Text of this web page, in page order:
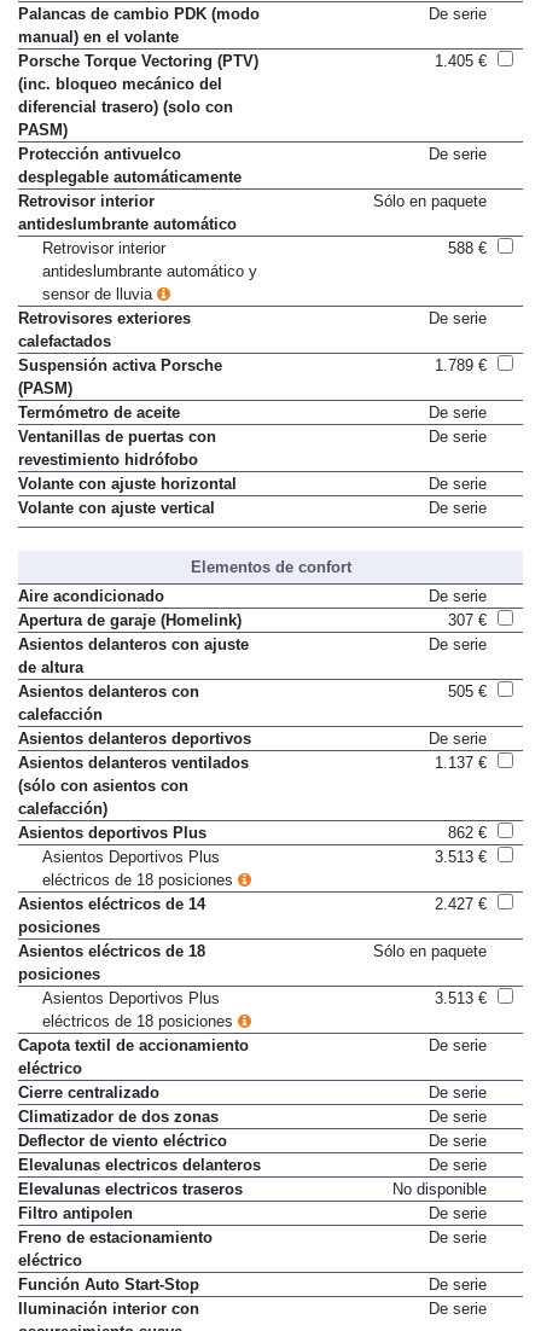
Palancas de cambio PDK (modo
manual) en el volante
De serie
Porsche Torque Vectoring (PTV)
(inc. bloqueo mecánico del
diferencial trasero) (solo con
PASM)
1.405 €
Protección antivuelco
desplegable automáticamente
De serie
Retrovisor interior
antideslumbrante automático
Sólo en paquete
Retrovisor interior
antideslumbrante automático y
sensor de lluvia
588 €
Retrovisores exteriores
calefactados
De serie
Suspensión activa Porsche
(PASM)
1.789 €
Termómetro de aceite
De serie
Ventanillas de puertas con
revestimiento hidrófobo
De serie
Volante con ajuste horizontal
De serie
Volante con ajuste vertical
De serie
Elementos de confort
Aire acondicionado
De serie
Apertura de garaje (Homelink)
307 €
Asientos delanteros con ajuste
de altura
De serie
Asientos delanteros con
calefacción
505 €
Asientos delanteros deportivos
De serie
Asientos delanteros ventilados
(sólo con asientos con
calefacción)
1.137 €
Asientos deportivos Plus
862 €
Asientos Deportivos Plus
eléctricos de 18 posiciones
3.513 €
Asientos eléctricos de 14
posiciones
2.427 €
Asientos eléctricos de 18
posiciones
Sólo en paquete
Asientos Deportivos Plus
eléctricos de 18 posiciones
3.513 €
Capota textil de accionamiento
eléctrico
De serie
Cierre centralizado
De serie
Climatizador de dos zonas
De serie
Deflector de viento eléctrico
De serie
Elevalunas electricos delanteros
De serie
Elevalunas electricos traseros
No disponible
Filtro antipolen
De serie
Freno de estacionamiento
eléctrico
De serie
Función Auto Start-Stop
De serie
Iluminación interior con
De serie